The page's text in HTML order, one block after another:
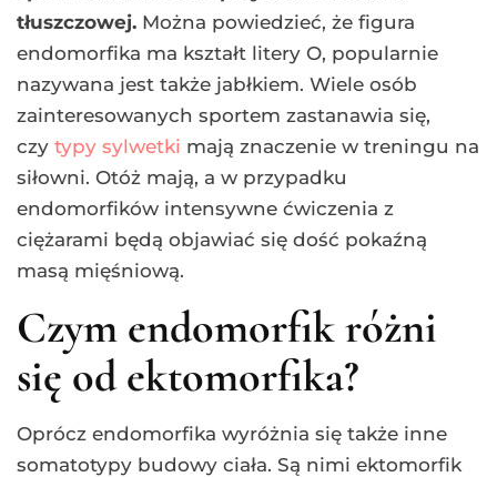
tłuszczowej. Można powiedzieć, że figura
endomorfika ma kształt litery O, popularnie
nazywana jest także jabłkiem. Wiele osób
zainteresowanych sportem zastanawia się,
czy typy sylwetki mają znaczenie w treningu na
siłowni. Otóż mają, a w przypadku
endomorfików intensywne ćwiczenia z
ciężarami będą objawiać się dość pokaźną
masą mięśniową.
Czym endomorfik różni
się od ektomorfika?
Oprócz endomorfika wyróżnia się także inne
somatotypy budowy ciała. Są nimi ektomorfik